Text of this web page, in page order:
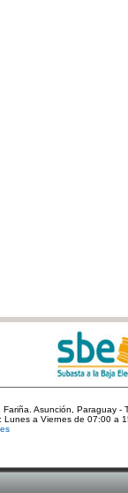
Asunción, Paraguay -
Lunes a Viernes de 07:00 a